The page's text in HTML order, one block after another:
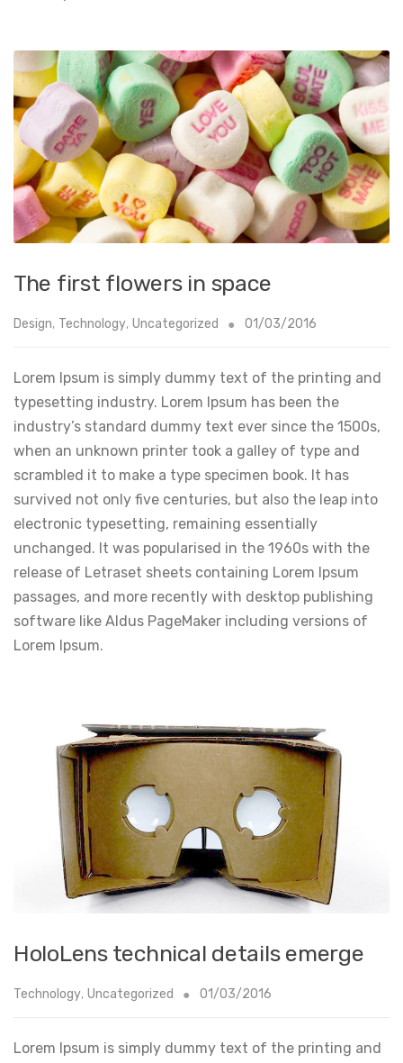
The first flowers in space
Design, Technology, Uncategorized 01/03/2016
Lorem Ipsum is simply dummy text of the printing and
typesetting industry. Lorem Ipsum has been the
industry’s standard dummy text ever since the 1500s,
when an unknown printer took a galley of type and
scrambled it to make a type specimen book. It has
survived not only five centuries, but also the leap into
electronic typesetting, remaining essentially
unchanged. It was popularised in the 1960s with the
release of Letraset sheets containing Lorem Ipsum
passages, and more recently with desktop publishing
software like Aldus PageMaker including versions of
Lorem Ipsum.
HoloLens technical details emerge
Technology, Uncategorized 01/03/2016
Lorem Ipsum is simply dummy text of the printing and